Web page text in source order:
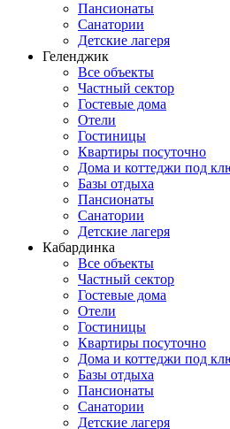
Пансионаты
Санатории
Детские лагеря
Геленджик
Все объекты
Частный сектор
Гостевые дома
Отели
Гостиницы
Квартиры посуточно
Дома и коттеджи под
Базы отдыха
Пансионаты
Санатории
Детские лагеря
Кабардинка
Все объекты
Частный сектор
Гостевые дома
Отели
Гостиницы
Квартиры посуточно
Дома и коттеджи под
Базы отдыха
Пансионаты
Санатории
Детские лагеря